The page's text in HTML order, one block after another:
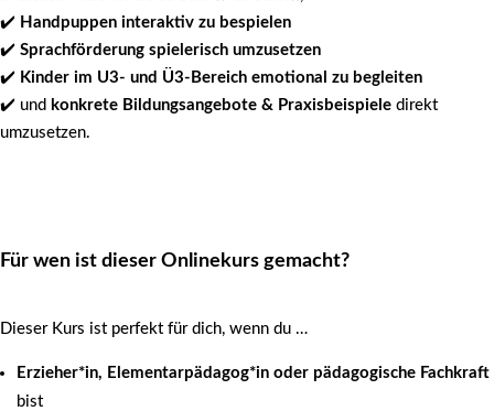
✔️ Handpuppen interaktiv zu bespielen
✔️ Sprachförderung spielerisch umzusetzen
✔️ Kinder im U3- und Ü3-Bereich emotional zu begleiten
✔️ und konkrete Bildungsangebote & Praxisbeispiele direkt
umzusetzen.
Für wen ist dieser Onlinekurs gemacht?
Dieser Kurs ist perfekt für dich, wenn du …
Erzieher*in, Elementarpädagog*in oder pädagogische Fachkraft
bist